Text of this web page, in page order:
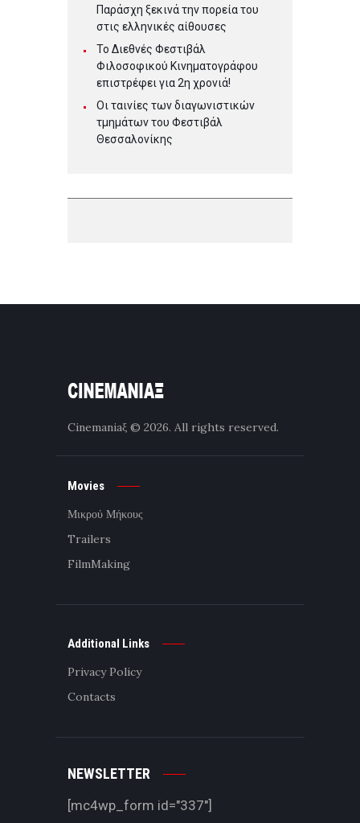
Παράσχη ξεκινά την πορεία του
στις ελληνικές αίθουσες
Το Διεθνές Φεστιβάλ
Φιλοσοφικού Κινηματογράφου
επιστρέφει για 2η χρονιά!
Οι ταινίες των διαγωνιστικών
τμημάτων του Φεστιβάλ
Θεσσαλονίκης
Cinemaniaξ © 2026. All rights reserved.
Movies
Μικρού Μήκους
Trailers
FilmMaking
Additional Links
Privacy Policy
Contacts
NEWSLETTER
[mc4wp_form id="337"]